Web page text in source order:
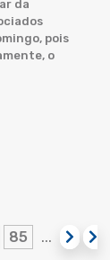
da
pois
o
85 ...